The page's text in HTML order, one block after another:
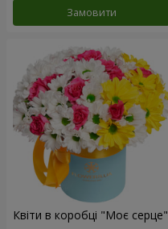
Замовити
Квіти в коробці "Моє серце"